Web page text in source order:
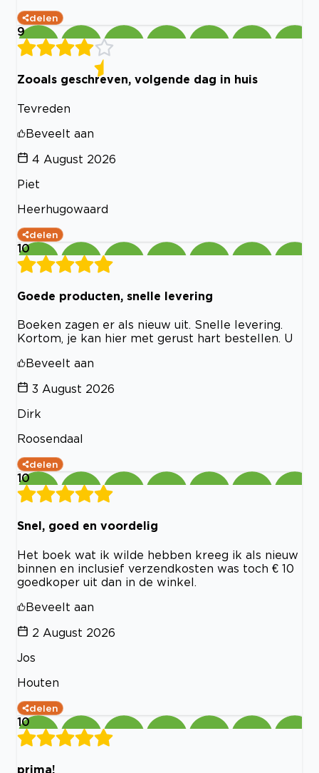
delen
9
Zooals geschreven, volgende dag in huis
Tevreden
Beveelt aan
4 August 2026
Piet
Heerhugowaard
delen
10
Goede producten, snelle levering
Boeken zagen er als nieuw uit. Snelle levering.
Kortom, je kan hier met gerust hart bestellen. U
Beveelt aan
3 August 2026
Dirk
Roosendaal
delen
10
Snel, goed en voordelig
Het boek wat ik wilde hebben kreeg ik als nieuw
binnen en inclusief verzendkosten was toch € 10
goedkoper uit dan in de winkel.
Beveelt aan
2 August 2026
Jos
Houten
delen
10
prima!